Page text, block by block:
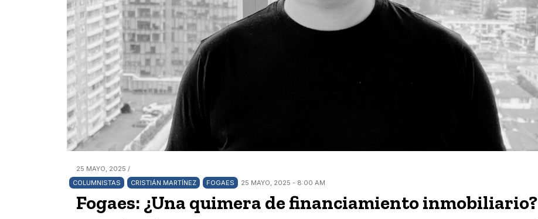
25 MAYO, 2025 /
COLUMNISTAS
CRISTIÁN MARTÍNEZ FOGAES 25 MAYO, 2025 - 8:00 AM
Fogaes: ¿Una quimera de financiamiento inmobiliario?